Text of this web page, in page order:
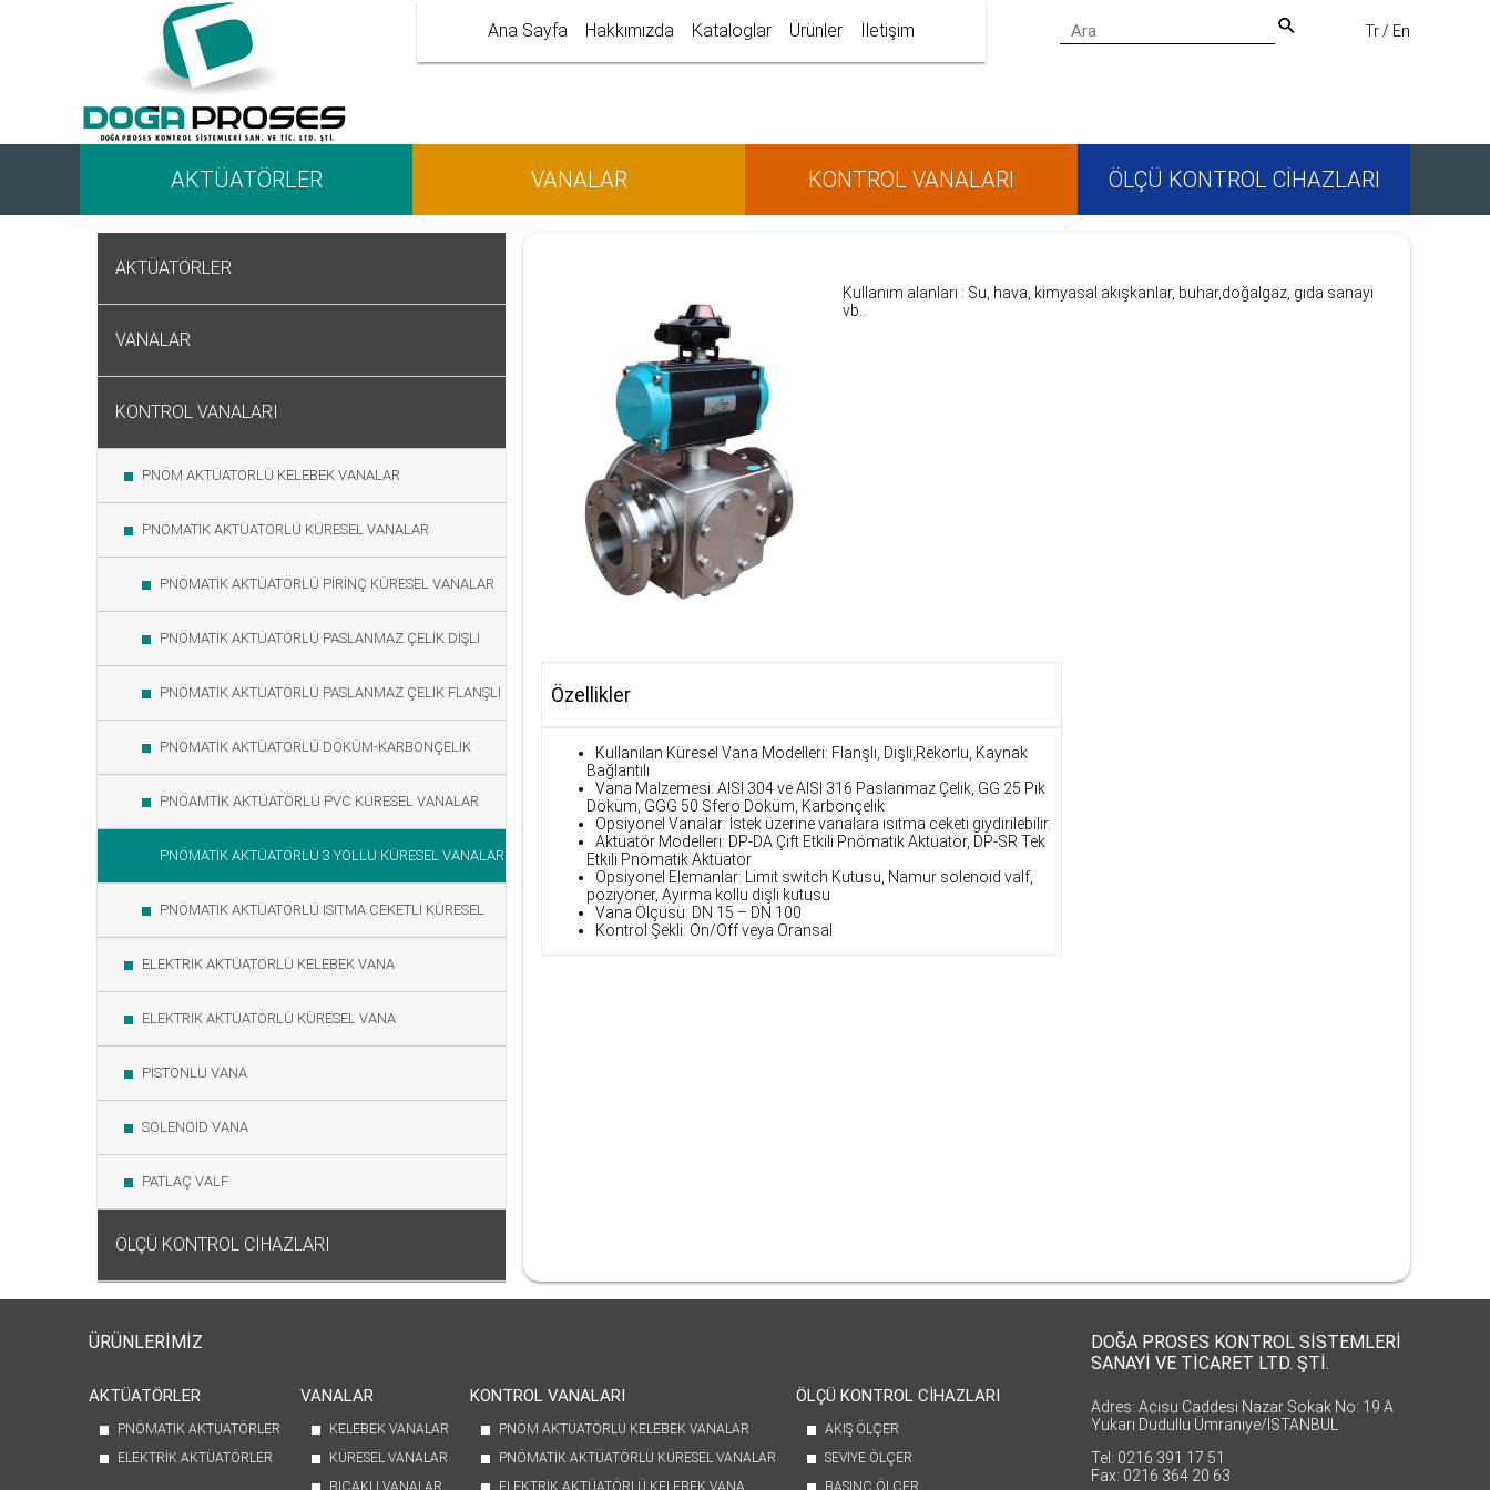
Ana Sayfa Hakkımızda Kataloglar Ürünler İletişim Tr / En
AKTÜATÖRLER VANALAR KONTROL VANALARI ÖLÇÜ KONTROL CİHAZLARI
AKTÜATÖRLER
VANALAR
KONTROL VANALARI
PNÖM AKTÜATÖRLÜ KELEBEK VANALAR
PNÖMATİK AKTÜATÖRLÜ KÜRESEL VANALAR
PNÖMATİK AKTÜATÖRLÜ PİRİNÇ KÜRESEL VANALAR
PNÖMATİK AKTÜATÖRLÜ PASLANMAZ ÇELİK DİŞLİ
KÜRESEL PNÖMATİK AKTÜATÖRLÜ PASLANMAZ ÇELİK FLANŞLI
KÜRESE PNÖMATİK AKTÜATÖRLÜ DÖKÜM-KARBONÇELİK
KÜRESEL VANAPNÖAMTİK AKTÜATÖRLÜ PVC KÜRESEL VANALAR
PNÖMATİK AKTÜATÖRLÜ 3 YOLLU KÜRESEL VANALAR
PNÖMATİK AKTÜATÖRLÜ ISITMA CEKETLİ KÜRESEL
VANALARELEKTRİK AKTÜATÖRLÜ KELEBEK VANA
ELEKTRİK AKTÜATÖRLÜ KÜRESEL VANA
PİSTONLU VANA
SOLENOİD VANA
PATLAÇ VALF
ÖLÇÜ KONTROL CİHAZLARI
Kullanım alanları : Su, hava, kimyasal akışkanlar, buhar,doğalgaz, gıda sanayi
vb..
Özellikler
Kullanılan Küresel Vana Modelleri: Flanşlı, Dişli,Rekorlu, Kaynak
Bağlantılı
Vana Malzemesi: AISI 304 ve AISI 316 Paslanmaz Çelik, GG 25 Pik
Döküm, GGG 50 Sfero Döküm, Karbonçelik
Opsiyonel Vanalar: İstek üzerine vanalara ısıtma ceketi giydirilebilir.
Aktüatör Modelleri: DP-DA Çift Etkili Pnömatik Aktüatör, DP-SR Tek
Etkili Pnömatik Aktüatör
Opsiyonel Elemanlar: Limit switch Kutusu, Namur solenoid valf,
poziyoner, Ayırma kollu dişli kutusu
Vana Ölçüsü: DN 15 – DN 100
Kontrol Şekli: On/Off veya Oransal
ÜRÜNLERİMİZ
AKTÜATÖRLER
PNÖMATİK AKTÜATÖRLER
ELEKTRİK AKTÜATÖRLER
VANALAR
KELEBEK VANALAR
KÜRESEL VANALAR
BIÇAKLI VANALAR
KONTROL VANALARI
PNÖM AKTÜATÖRLÜ KELEBEK VANALAR
PNÖMATİK AKTÜATÖRLÜ KÜRESEL VANALAR
ELEKTRİK AKTÜATÖRLÜ KELEBEK VANA
ÖLÇÜ KONTROL CİHAZLARI
AKIŞ ÖLÇER
SEVİYE ÖLÇER
BASINÇ ÖLÇER
DOĞA PROSES KONTROL SİSTEMLERİ
SANAYİ VE TİCARET LTD. ŞTİ.
Adres: Acısu Caddesi Nazar Sokak No: 19 A
Yukarı Dudullu Ümraniye/İSTANBUL
Tel: 0216 391 17 51
Fax: 0216 364 20 63